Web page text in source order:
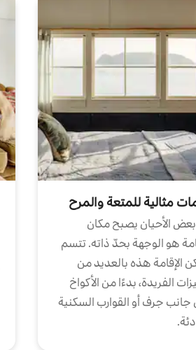
مثالية للمتعة والمرح
الأحيان يصبح مكان
هو الوجهة بحدّ ذاته. تتسم
الإقامة هذه بالعديد من
الفريدة، بدءًا من الأكواخ
جانب جرف أو القوارب السكنية